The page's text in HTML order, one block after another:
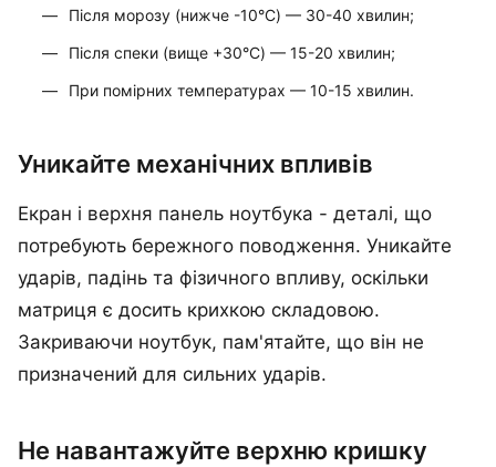
Після морозу (нижче -10°C) — 30-40 хвилин;
Після спеки (вище +30°C) — 15-20 хвилин;
При помірних температурах — 10-15 хвилин.
Уникайте механічних впливів
Екран і верхня панель ноутбука - деталі, що
потребують бережного поводження. Уникайте
ударів, падінь та фізичного впливу, оскільки
матриця є досить крихкою складовою.
Закриваючи ноутбук, пам'ятайте, що він не
призначений для сильних ударів.
Не навантажуйте верхню кришку